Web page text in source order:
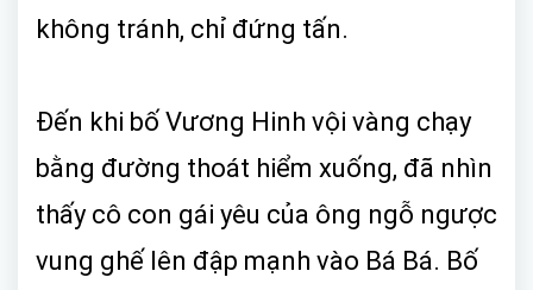
không tránh, chỉ đứng tấn.
Đến khi bố Vương Hinh vội vàng chạy
bằng đường thoát hiểm xuống, đã nhìn
thấy cô con gái yêu của ông ngỗ ngược
vung ghế lên đập mạnh vào Bá Bá. Bố